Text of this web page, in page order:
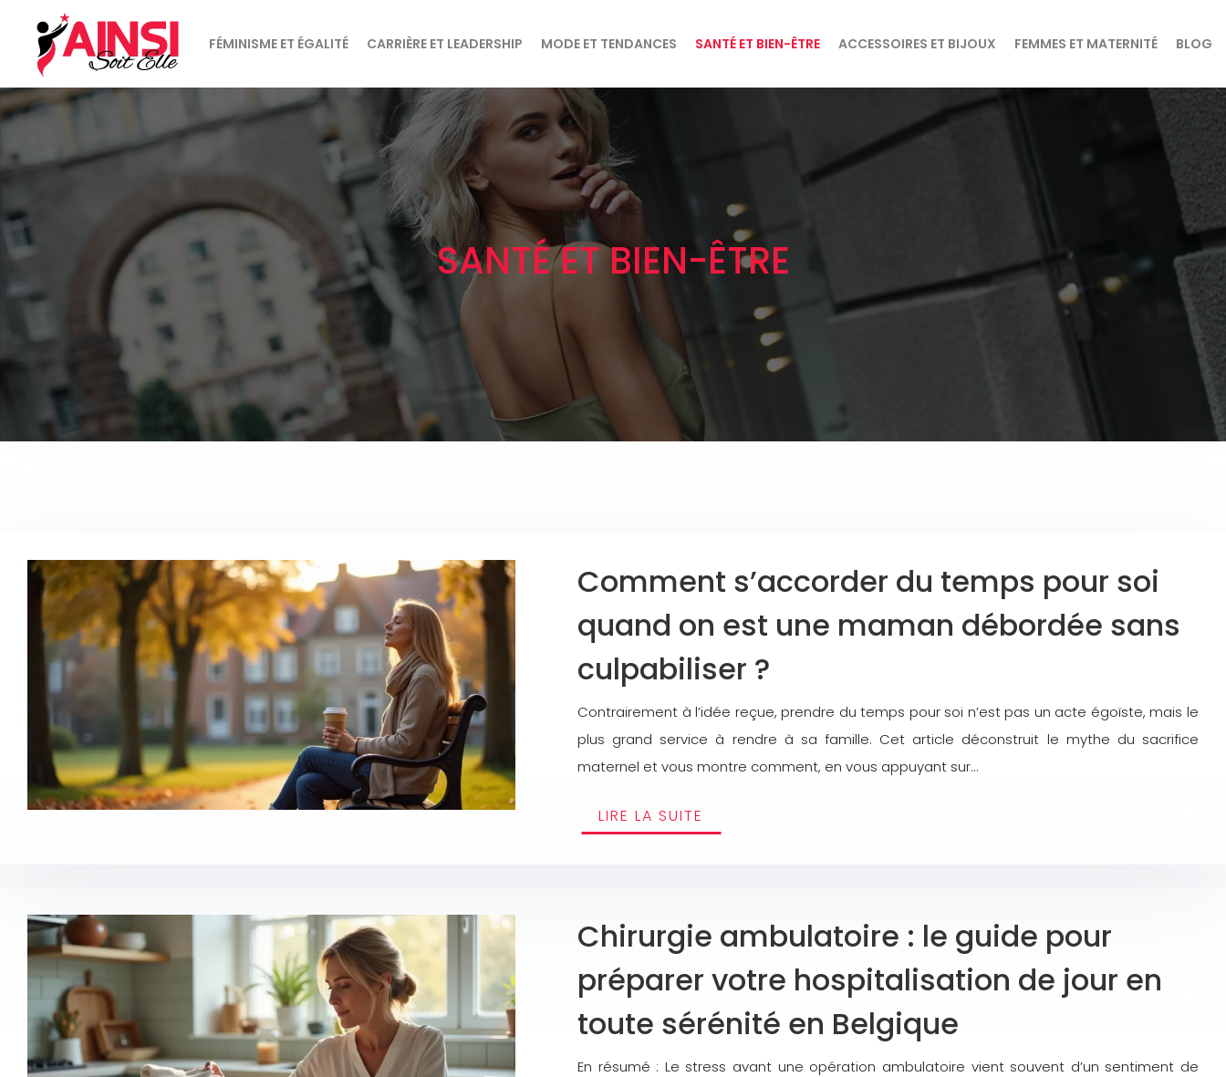
FÉMINISME ET ÉGALITÉ CARRIÈRE ET LEADERSHIP MODE ET TENDANCES SANTÉ ET BIEN-ÊTRE ACCESSOIRES ET BIJOUX FEMMES ET MATERNITÉ BLOG
SANTÉ ET BIEN-ÊTRE
Comment s’accorder du temps pour soi
quand on est une maman débordée sans
culpabiliser ?
Contrairement à l’idée reçue, prendre du temps pour soi n’est pas un acte égoïste, mais le
plus grand service à rendre à sa famille. Cet article déconstruit le mythe du sacrifice
maternel et vous montre comment, en vous appuyant sur…
LIRE LA SUITE
Chirurgie ambulatoire : le guide pour
préparer votre hospitalisation de jour en
toute sérénité en Belgique
En résumé : Le stress avant une opération ambulatoire vient souvent d’un sentiment de